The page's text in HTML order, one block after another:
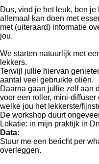
Dus, vind je het leuk, ben
allemaal kan doen met
met (uiteraard) informatie
jou.
We starten natuurlijk met
lekkers.
Terwijl jullie hiervan
aantal veel gebruikte oliën.
Daarna gaan jullie zelf aan
voor een roller, mini-
welke jou het lekkerste/
De workshop duurt
Lokatie: in mijn praktijk in
Data:
Stuur me een bericht per
overleggen.